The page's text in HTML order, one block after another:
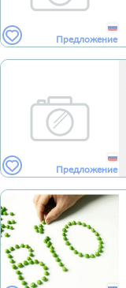
Предложение
Предложение